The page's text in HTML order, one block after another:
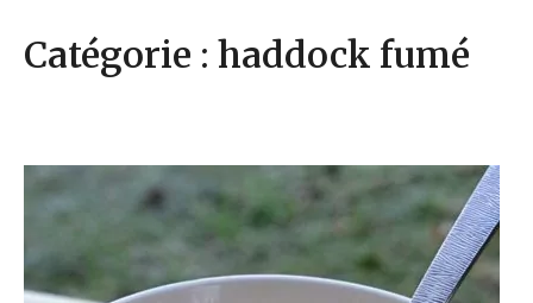
Catégorie : haddock fumé